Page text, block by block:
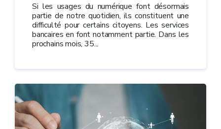
Si les usages du numérique font désormais
partie de notre quotidien, ils constituent une
difficulté pour certains citoyens. Les services
bancaires en font notamment partie. Dans les
prochains mois, 35...